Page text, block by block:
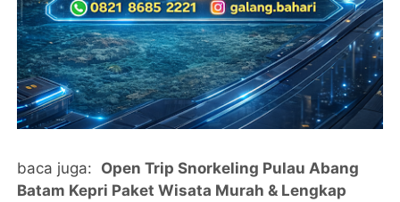
baca juga: Open Trip Snorkeling Pulau Abang
Batam Kepri Paket Wisata Murah & Lengkap